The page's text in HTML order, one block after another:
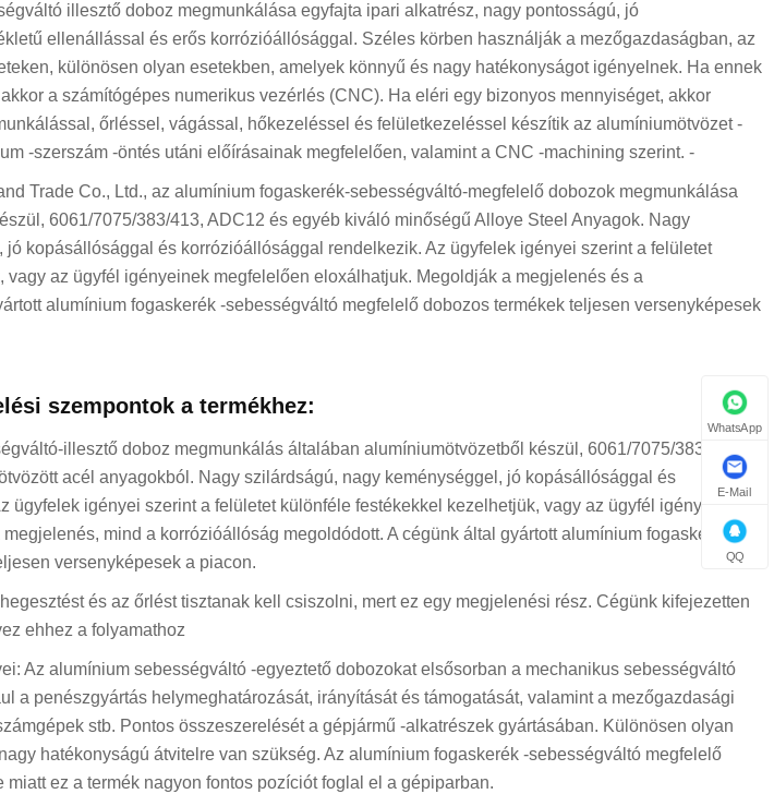
illesztő doboz megmunkálása egyfajta ipari alkatrész, nagy pontosságú, jó
ellenállással és erős korrózióállósággal. Széles körben használják a mezőgazdaságban, az
különösen olyan esetekben, amelyek könnyű és nagy hatékonyságot igényelnek. Ha ennek
a számítógépes numerikus vezérlés (CNC). Ha eléri egy bizonyos mennyiséget, akkor
őrléssel, vágással, hőkezeléssel és felületkezeléssel készítik az alumíniumötvözet -
-szerszám -öntés utáni előírásainak megfelelően, valamint a CNC -machining szerint. -
Trade Co., Ltd., az alumínium fogaskerék-sebességváltó-megfelelő dobozok megmunkálása
6061/7075/383/413, ADC12 és egyéb kiváló minőségű Alloye Steel Anyagok. Nagy
kopásállósággal és korrózióállósággal rendelkezik. Az ügyfelek igényei szerint a felületet
vagy az ügyfél igényeinek megfelelően eloxálhatjuk. Megoldják a megjelenés és a
alumínium fogaskerék -sebességváltó megfelelő dobozos termékek teljesen versenyképesek
szempontok a termékhez:
illesztő doboz megmunkálás általában alumíniumötvözetből készül, 6061/7075/383/413,
acél anyagokból. Nagy szilárdságú, nagy keménységgel, jó kopásállósággal és
ügyfelek igényei szerint a felületet különféle festékekkel kezelhetjük, vagy az ügyfél igényeinek
mind a korrózióállóság megoldódott. A cégünk által gyártott alumínium fogaskerék -
versenyképesek a piacon.
és az őrlést tisztanak kell csiszolni, mert ez egy megjelenési rész. Cégünk kifejezetten
ehhez a folyamathoz
Az alumínium sebességváltó -egyeztető dobozokat elsősorban a mechanikus sebességváltó
a penészgyártás helymeghatározását, irányítását és támogatását, valamint a mezőgazdasági
stb. Pontos összeszerelését a gépjármű -alkatrészek gyártásában. Különösen olyan
hatékonyságú átvitelre van szükség. Az alumínium fogaskerék -sebességváltó megfelelő
ez a termék nagyon fontos pozíciót foglal el a gépiparban.
WhatsApp
E-Mail
QQ